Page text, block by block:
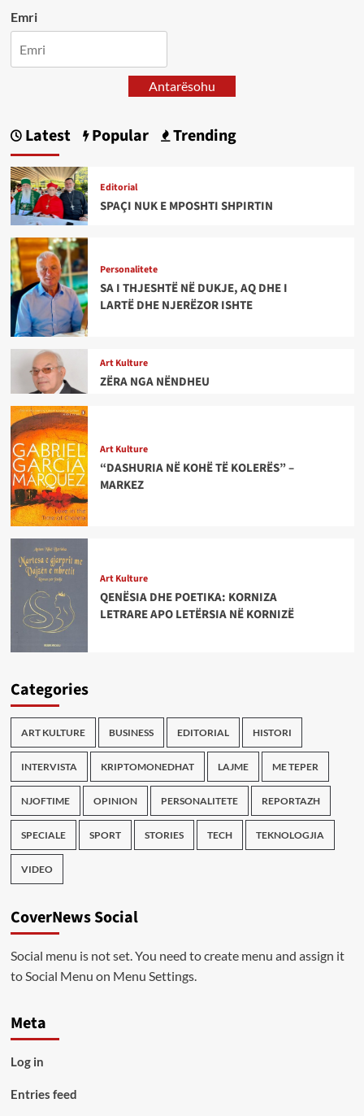
Emri
Antarësohu
Latest Popular Trending
Editorial
SPAÇI NUK E MPOSHTI SHPIRTIN
Personalitete
SA I THJESHTË NË DUKJE, AQ DHE I
LARTË DHE NJERËZOR ISHTE
Art Kulture
ZËRA NGA NËNDHEU
Art Kulture
“DASHURIA NË KOHË TË KOLERËS” –
MARKEZ
Art Kulture
QENËSIA DHE POETIKA: KORNIZA
LETRARE APO LETËRSIA NË KORNIZË
Categories
ART KULTURE BUSINESS EDITORIAL HISTORI
INTERVISTA KRIPTOMONEDHAT LAJME ME TEPER
NJOFTIME OPINION PERSONALITETE REPORTAZH
SPECIALE SPORT STORIES TECH TEKNOLOGJIA
VIDEO
CoverNews Social
Social menu is not set. You need to create menu and assign it
to Social Menu on Menu Settings.
Meta
Log in
Entries feed